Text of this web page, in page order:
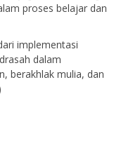
proses belajar dan
implementasi
dalam
berakhlak mulia, dan